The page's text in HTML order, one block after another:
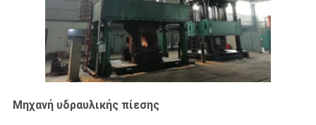
Μηχανή υδραυλικής πίεσης